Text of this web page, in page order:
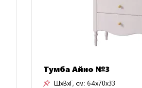
Тумба Айно №3
ШxВxГ, см: 64x70x33